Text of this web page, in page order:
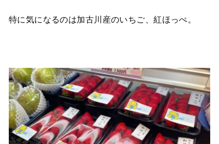
特に気になるのは加古川産のいちご、紅ほっぺ。